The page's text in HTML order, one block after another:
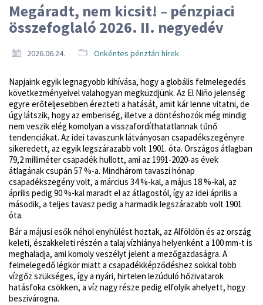
Megáradt, nem kicsit! – pénzpiaci
összefoglaló 2026. II. negyedév
2026.06.24. Önkéntes pénztári hírek
Napjaink egyik legnagyobb kihívása, hogy a globális felmelegedés
következményeivel valahogyan megküzdjünk. Az El Niño jelenség
egyre erőteljesebben érezteti a hatását, amit kár lenne vitatni, de
úgy látszik, hogy az emberiség, illetve a döntéshozók még mindig
nem veszik elég komolyan a visszafordíthatatlannak tűnő
tendenciákat. Az idei tavaszunk látványosan csapadékszegényre
sikeredett, az egyik legszárazabb volt 1901. óta. Országos átlagban
79,2 milliméter csapadék hullott, ami az 1991-2020-as évek
átlagának csupán 57 %-a. Mindhárom tavaszi hónap
csapadékszegény volt, a március 34 %-kal, a május 18 %-kal, az
április pedig 90 %-kal maradt el az átlagostól, így az idei április a
második, a teljes tavasz pedig a harmadik legszárazabb volt 1901
óta.
Bár a májusi esők néhol enyhülést hoztak, az Alföldön és az ország
keleti, északkeleti részén a talaj vízhiánya helyenként a 100 mm-t is
meghaladja, ami komoly veszélyt jelent a mezőgazdaságra. A
felmelegedő légkör miatt a csapadékképződéshez sokkal több
vízgőz szükséges, így a nyári, hirtelen lezúduló hőzivatarok
hatásfoka csökken, a víz nagy része pedig elfolyik ahelyett, hogy
beszivárogna.